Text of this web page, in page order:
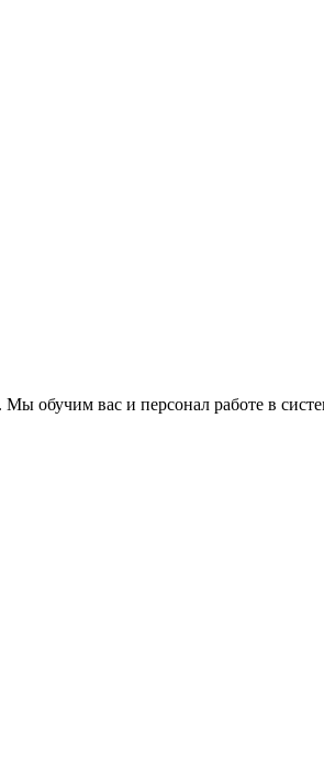
обучим вас и персонал работе в